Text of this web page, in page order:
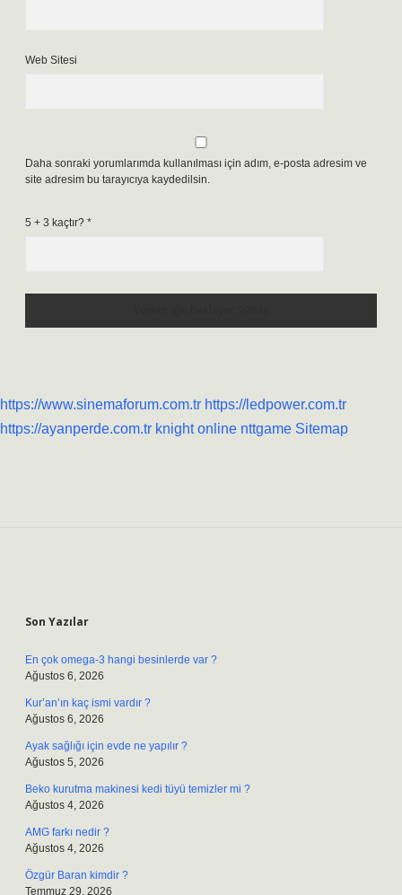
Web Sitesi
Daha sonraki yorumlarımda kullanılması için adım, e-posta adresim ve
site adresim bu tarayıcıya kaydedilsin.
5 + 3 kaçtır? *
https://www.sinemaforum.com.tr https://ledpower.com.tr
https://ayanperde.com.tr knight online nttgame Sitemap
Son Yazılar
En çok omega-3 hangi besinlerde var ?
Ağustos 6, 2026
Kur’an’ın kaç ismi vardır ?
Ağustos 6, 2026
Ayak sağlığı için evde ne yapılır ?
Ağustos 5, 2026
Beko kurutma makinesi kedi tüyü temizler mi ?
Ağustos 4, 2026
AMG farkı nedir ?
Ağustos 4, 2026
Özgür Baran kimdir ?
Temmuz 29, 2026